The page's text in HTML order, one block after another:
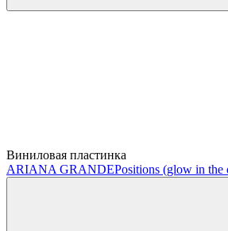
Виниловая пластинка
ARIANA GRANDEPositions (glow in the